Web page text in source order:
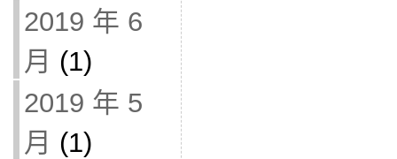
2019 年 6
月 (1)
2019 年 5
月 (1)